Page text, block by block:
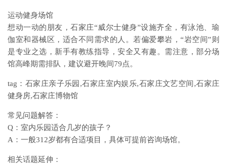
运动健身场馆
想动一动的朋友，石家庄“威尔士健身”设施齐全，有泳池、瑜
伽室和器械区，适合不同需求的人。若偏爱攀岩，“岩空间”则
是专业之选，新手有教练指导，安全又有趣。需注意，部分场
馆高峰期需排队，建议避开晚间79点。
tag：石家庄亲子乐园,石家庄室内娱乐,石家庄文艺空间,石家庄
健身房,石家庄博物馆
常见问题解答：
Q：室内乐园适合几岁的孩子？
A：一般312岁都有合适项目，具体可提前咨询场馆。
相关话题延伸：